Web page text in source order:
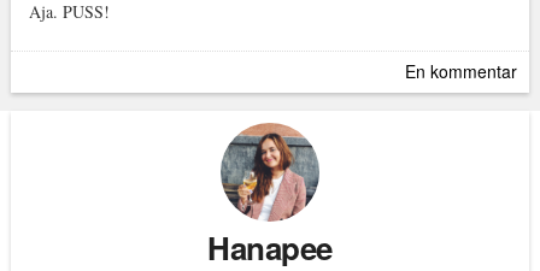
Aja. PUSS!
En kommentar
Hanapee